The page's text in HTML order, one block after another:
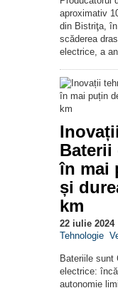
aproximativ
din Bistriţa,
scăderea
electrice, a
Baterii
în mai
și
km
22 iulie 2024
Tehnologie
Bateriile sunt
electrice:
autonomie